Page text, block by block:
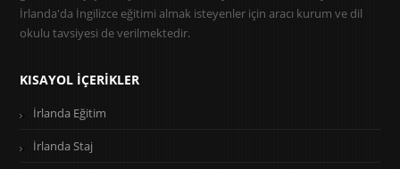
İrlanda'da İngilizce eğitimi almak isteyenler için aracı kurum ve dil
okulu tavsiyesi de verilmektedir.
KISAYOL İÇERIKLER
İrlanda Eğitim
İrlanda Staj